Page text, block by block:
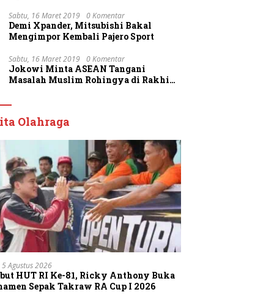
Sabtu, 16 Maret 2019 0 Komentar
Demi Xpander, Mitsubishi Bakal
Mengimpor Kembali Pajero Sport
Sabtu, 16 Maret 2019 0 Komentar
Jokowi Minta ASEAN Tangani
Masalah Muslim Rohingya di Rakhine
Olahraga
5 Agustus 2026
HUT RI Ke-81, Ricky Anthony Buka
Sepak Takraw RA Cup I 2026